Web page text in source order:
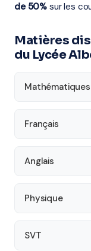
de 50% sur les
Matières
du Lycée
Mathématiques
Français
Anglais
Physique
SVT